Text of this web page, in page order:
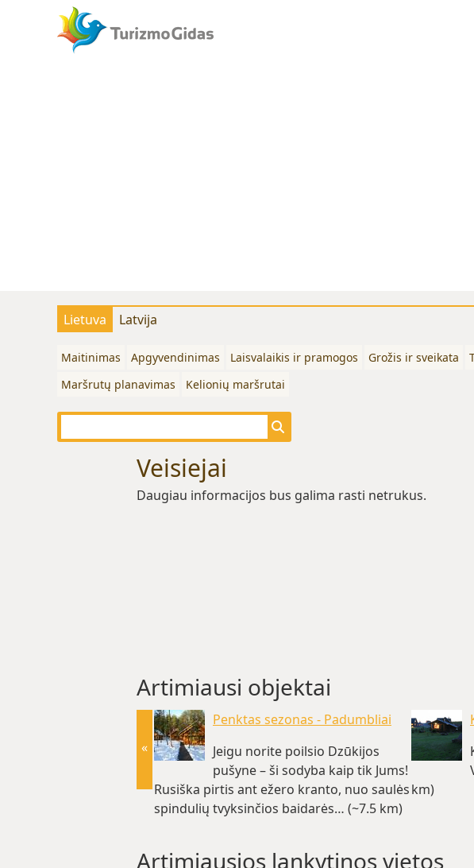
Lietuva Latvija
Maitinimas Apgyvendinimas Laisvalaikis ir pramogos Grožis ir sveikata
Maršrutų planavimas
Kelionių maršrutai
Veisiejai
Daugiau informacijos bus galima rasti netrukus.
Artimiausi objektai
Penktas sezonas - Padumbliai
Jeigu norite poilsio Dzūkijos
pušyne – ši sodyba kaip tik Jums!
Rusiška pirtis ant ežero kranto, nuo saulės
spindulių tvyksinčios baidarės… (~7.5 km)
km)
«
Artimiausios lankytinos vietos